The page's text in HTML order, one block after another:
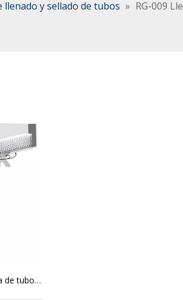
llenado y sellado de tubos » RG-009
de tubos